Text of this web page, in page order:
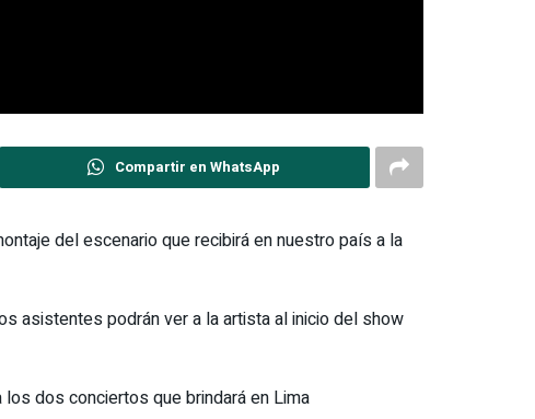
Compartir en WhatsApp
del escenario que recibirá en nuestro país a la
asistentes podrán ver a la artista al inicio del show
dos conciertos que brindará en Lima